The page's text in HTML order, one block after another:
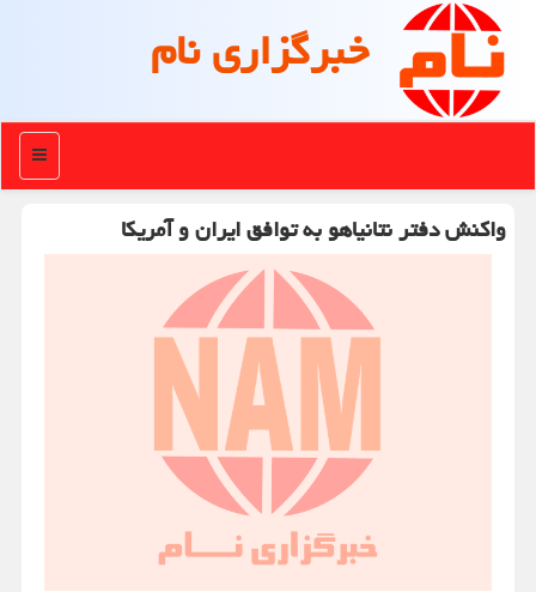
خبرگزاری نام
منو
واکنش دفتر نتانیاهو به توافق ایران و آمریکا